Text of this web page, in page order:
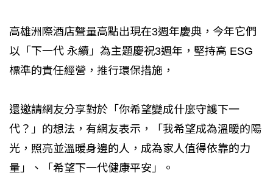
高雄洲際酒店聲量高點出現在3週年慶典，今年它們
以「下一代 永續」為主題慶祝3週年，堅持高 ESG
標準的責任經營，推行環保措施，
還邀請網友分享對於「你希望變成什麼守護下一
代？」的想法，有網友表示，「我希望成為溫暖的陽
光，照亮並溫暖身邊的人，成為家人值得依靠的力
量」、「希望下一代健康平安」。